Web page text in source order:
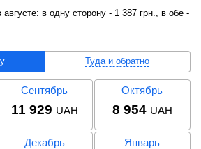
в одну сторону - 1 387 грн ., в обе -
Туда и обратно
Сентябрь
11 929 UAH
Октябрь
8 954 UAH
Декабрь Январь